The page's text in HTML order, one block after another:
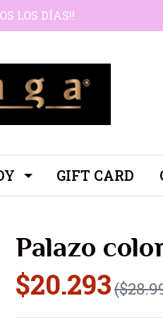
LOS DÍAS!!
GIFT CARD
Palazo
$20.293